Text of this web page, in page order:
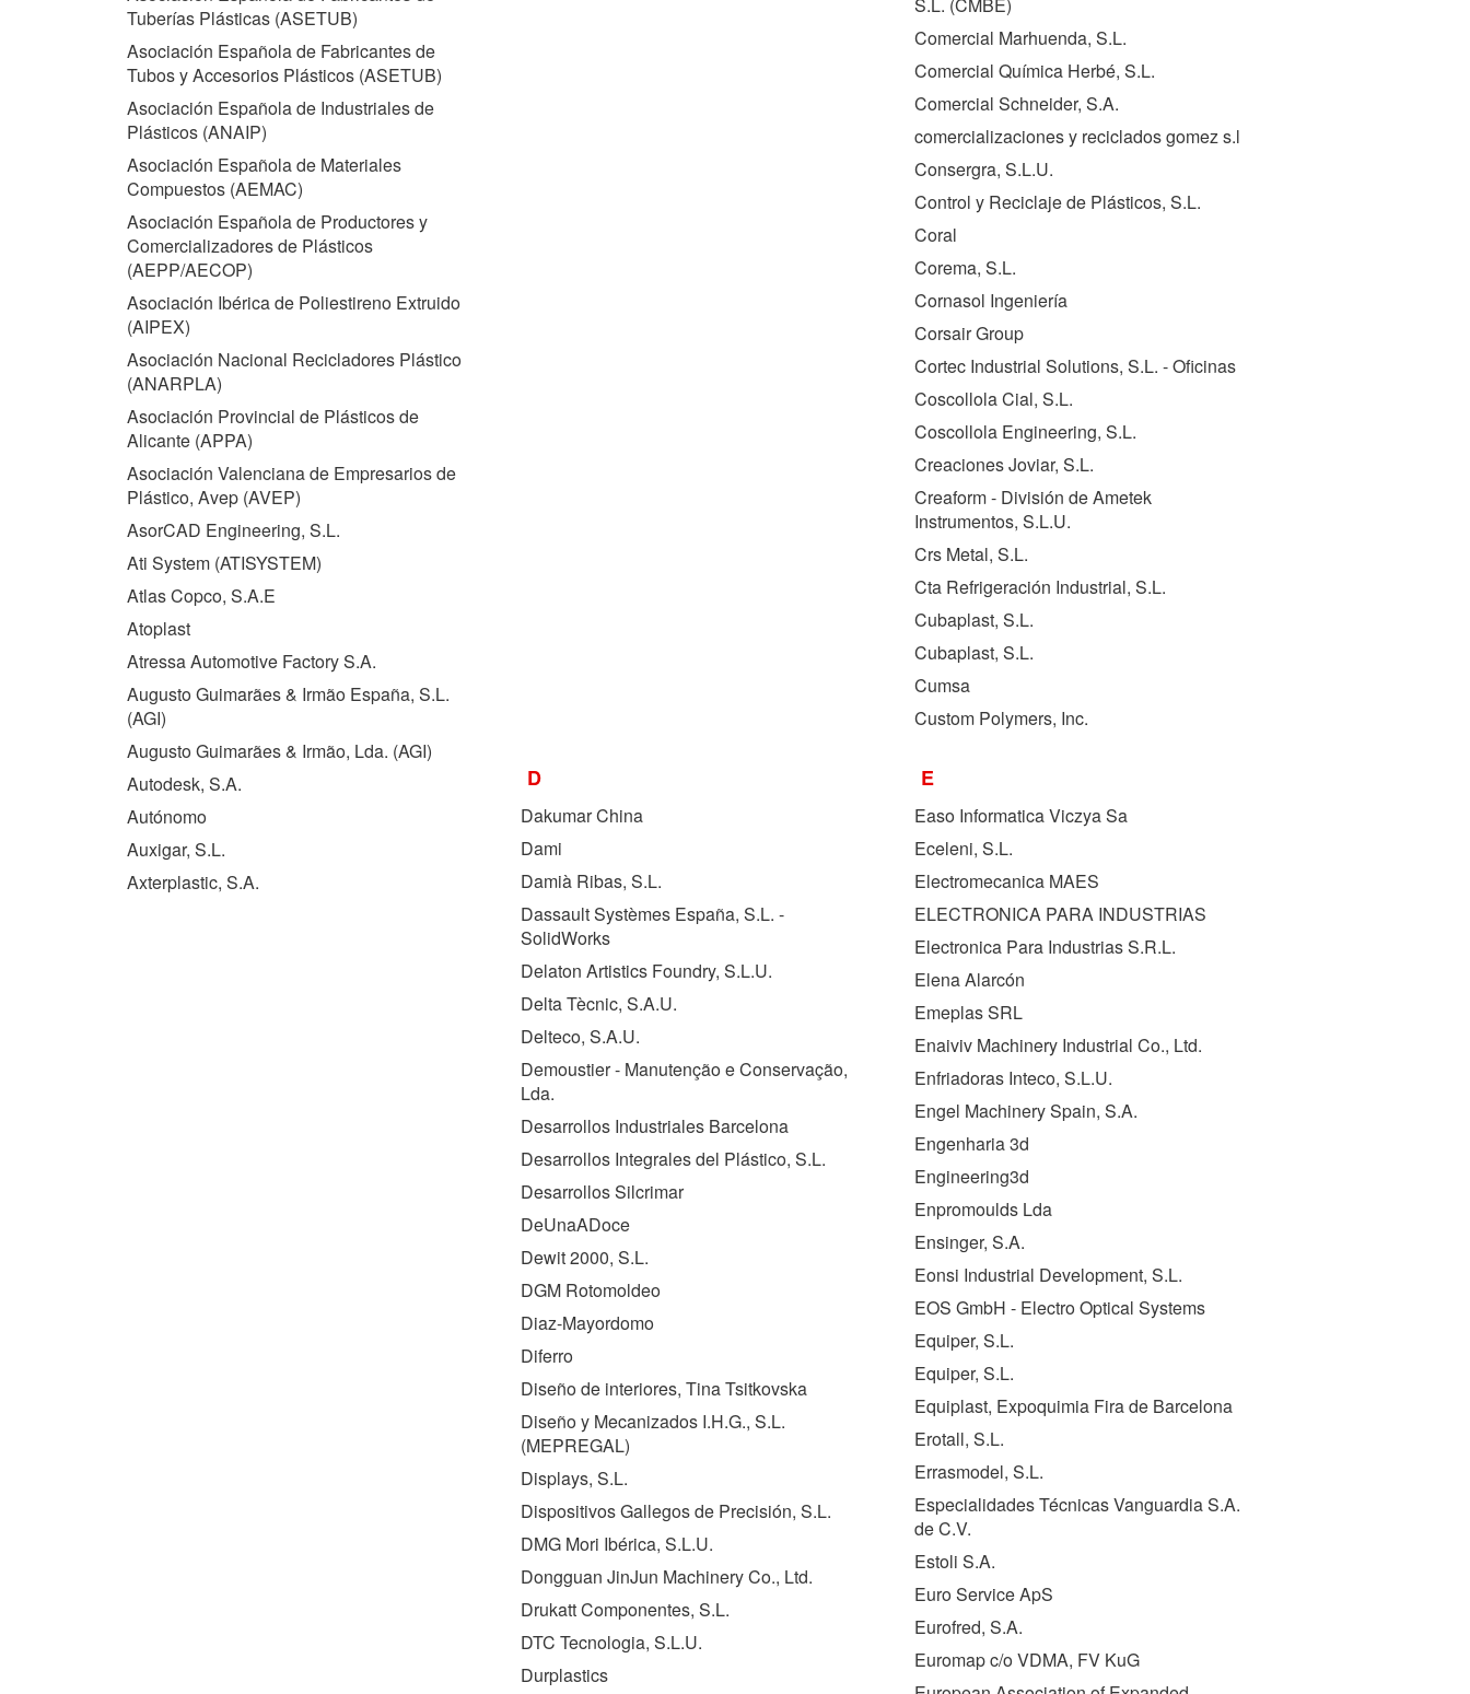
Tuberías Plásticas (ASETUB)
Asociación Española de Fabricantes de
Tubos y Accesorios Plásticos (ASETUB)
Asociación Española de Industriales de
Plásticos (ANAIP)
Asociación Española de Materiales
Compuestos (AEMAC)
Asociación Española de Productores y
Comercializadores de Plásticos
(AEPP/AECOP)
Asociación Ibérica de Poliestireno Extruido
(AIPEX)
Asociación Nacional Recicladores Plástico
(ANARPLA)
Asociación Provincial de Plásticos de
Alicante (APPA)
Asociación Valenciana de Empresarios de
Plástico, Avep (AVEP)
AsorCAD Engineering, S.L.
Ati System (ATISYSTEM)
Atlas Copco, S.A.E
Atoplast
Atressa Automotive Factory S.A.
Augusto Guimarães & Irmão España, S.L.
(AGI)
Augusto Guimarães & Irmão, Lda. (AGI)
Autodesk, S.A.
Autónomo
Auxigar, S.L.
Axterplastic, S.A.
Comercial Marhuenda, S.L.
Comercial Química Herbé, S.L.
Comercial Schneider, S.A.
comercializaciones y reciclados gomez s.l
Consergra, S.L.U.
Control y Reciclaje de Plásticos, S.L.
Coral
Corema, S.L.
Cornasol Ingeniería
Corsair Group
Cortec Industrial Solutions, S.L. - Oficinas
Coscollola Cial, S.L.
Coscollola Engineering, S.L.
Creaciones Joviar, S.L.
Creaform - División de Ametek
Instrumentos, S.L.U.
Crs Metal, S.L.
Cta Refrigeración Industrial, S.L.
Cubaplast, S.L.
Cubaplast, S.L.
Cumsa
Custom Polymers, Inc.
D
Dakumar China
Dami
Damià Ribas, S.L.
Dassault Systèmes España, S.L. -
SolidWorks
Delaton Artistics Foundry, S.L.U.
Delta Tècnic, S.A.U.
Delteco, S.A.U.
Demoustier - Manutenção e Conservação,
Lda.
Desarrollos Industriales Barcelona
Desarrollos Integrales del Plástico, S.L.
Desarrollos Silcrimar
DeUnaADoce
Dewit 2000, S.L.
DGM Rotomoldeo
Diaz-Mayordomo
Diferro
Diseño de interiores, Tina Tsitkovska
Diseño y Mecanizados I.H.G., S.L.
(MEPREGAL)
Displays, S.L.
Dispositivos Gallegos de Precisión, S.L.
DMG Mori Ibérica, S.L.U.
Dongguan JinJun Machinery Co., Ltd.
Drukatt Componentes, S.L.
DTC Tecnologia, S.L.U.
Durplastics
E
Easo Informatica Viczya Sa
Eceleni, S.L.
Electromecanica MAES
ELECTRONICA PARA INDUSTRIAS
Electronica Para Industrias S.R.L.
Elena Alarcón
Emeplas SRL
Enaiviv Machinery Industrial Co., Ltd.
Enfriadoras Inteco, S.L.U.
Engel Machinery Spain, S.A.
Engenharia 3d
Engineering3d
Enpromoulds Lda
Ensinger, S.A.
Eonsi Industrial Development, S.L.
EOS GmbH - Electro Optical Systems
Equiper, S.L.
Equiper, S.L.
Equiplast, Expoquimia Fira de Barcelona
Erotall, S.L.
Errasmodel, S.L.
Especialidades Técnicas Vanguardia S.A.
de C.V.
Estoli S.A.
Euro Service ApS
Eurofred, S.A.
Euromap c/o VDMA, FV KuG